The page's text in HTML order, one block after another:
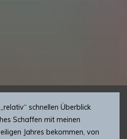
schnellen Überblick
Schaffen mit meinen
Jahres bekommen, von